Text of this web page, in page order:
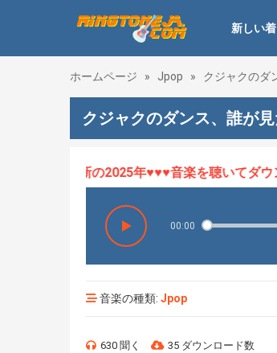
新しい
ホームページ » Jpop » クジャクのダ
クジャクのダンス、誰が
HOT、最新の2025年♥♥♥音楽を聴いてダウン
00:00
音楽の種類: Jpop
630 聞く 35 ダウンロード数